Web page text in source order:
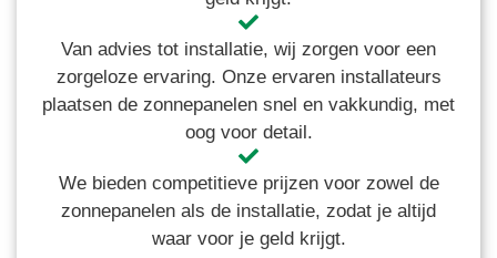
Van advies tot installatie, wij zorgen voor een
zorgeloze ervaring. Onze ervaren installateurs
plaatsen de zonnepanelen snel en vakkundig, met
oog voor detail.
We bieden competitieve prijzen voor zowel de
zonnepanelen als de installatie, zodat je altijd
waar voor je geld krijgt.